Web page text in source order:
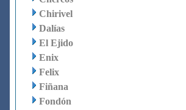
Chirivel
Dalías
El Ejido
Enix
Felix
Fiñana
Fondón